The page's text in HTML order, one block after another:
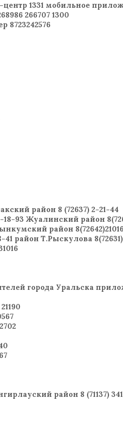
1331 мобильное
266707 1300
8723242576
район 8 (72637) 2-21-44
93 Жуалинский район
район
район Т.Рыскулова
города Уральска
район 8 (71137)